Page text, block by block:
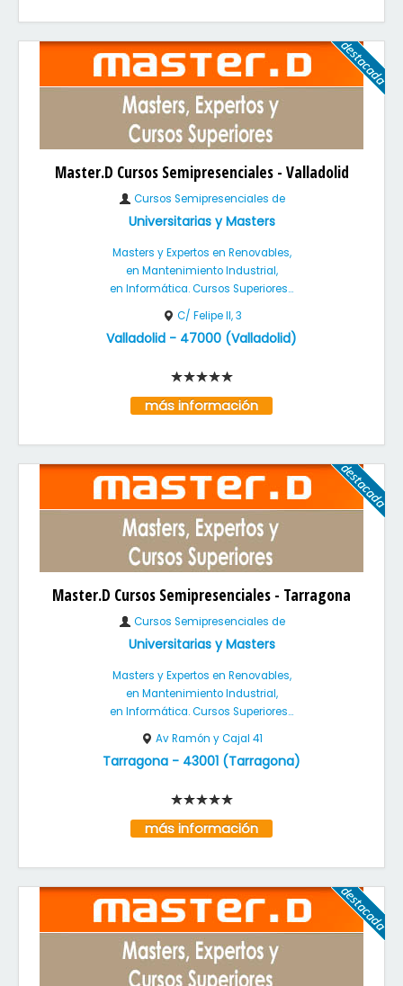
Master.D Cursos Semipresenciales - Valladolid
Cursos Semipresenciales de
Universitarias y Masters
Masters y Expertos en Renovables,
en Mantenimiento Industrial,
en Informática. Cursos Superiores...
C/ Felipe II, 3
Valladolid - 47000 (Valladolid)
más información
Master.D Cursos Semipresenciales - Tarragona
Cursos Semipresenciales de
Universitarias y Masters
Masters y Expertos en Renovables,
en Mantenimiento Industrial,
en Informática. Cursos Superiores...
Av Ramón y Cajal 41
Tarragona - 43001 (Tarragona)
más información